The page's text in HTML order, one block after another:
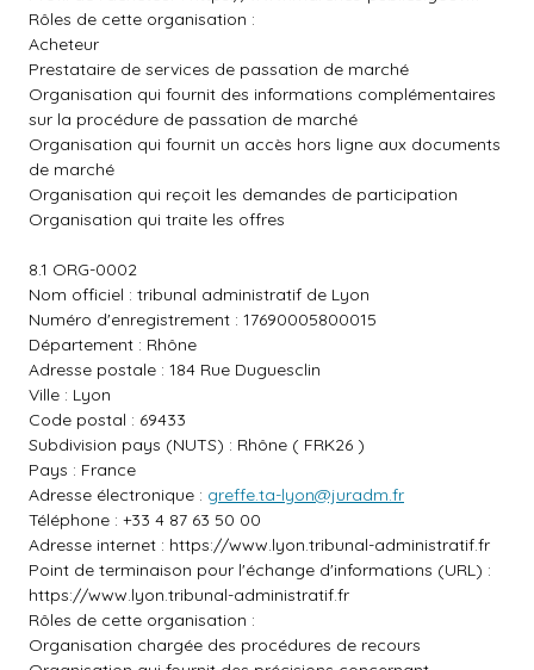
Rôles de cette organisation :
Acheteur
Prestataire de services de passation de marché
Organisation qui fournit des informations complémentaires
sur la procédure de passation de marché
Organisation qui fournit un accès hors ligne aux documents
de marché
Organisation qui reçoit les demandes de participation
Organisation qui traite les offres
8.1 ORG-0002
Nom officiel : tribunal administratif de Lyon
Numéro d'enregistrement : 17690005800015
Département : Rhône
Adresse postale : 184 Rue Duguesclin
Ville : Lyon
Code postal : 69433
Subdivision pays (NUTS) : Rhône ( FRK26 )
Pays : France
Adresse électronique : greffe.ta-lyon@juradm.fr
Téléphone : +33 4 87 63 50 00
Adresse internet : https://www.lyon.tribunal-administratif.fr
Point de terminaison pour l'échange d'informations (URL) :
https://www.lyon.tribunal-administratif.fr
Rôles de cette organisation :
Organisation chargée des procédures de recours